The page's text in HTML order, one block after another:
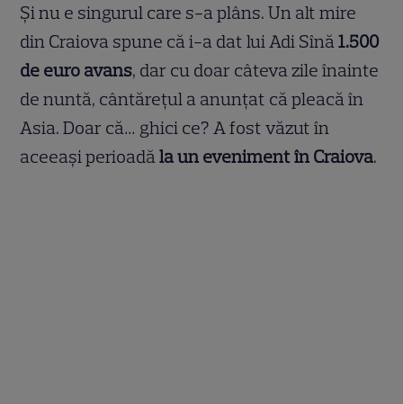
Și nu e singurul care s-a plâns. Un alt mire
din Craiova spune că i-a dat lui Adi Sînă1.500
de euro avans, dar cu doar câteva zile înainte
de nuntă, cântărețul a anunțat că pleacă în
Asia. Doar că… ghici ce? A fost văzut în
aceeași perioadăla un eveniment în Craiova.